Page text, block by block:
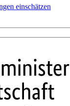
einschätzen